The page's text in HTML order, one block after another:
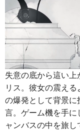
失意の底から這い
リス。彼女の震え
の爆発として背景
言。ゲーム機を手
ャンバスの中を旅